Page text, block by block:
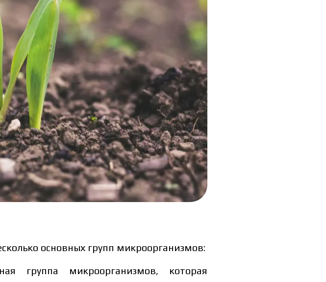
основных групп микроорганизмов:
группа микроорганизмов, которая
Для расчёта индивидуальной цены
политику защиты
данных.